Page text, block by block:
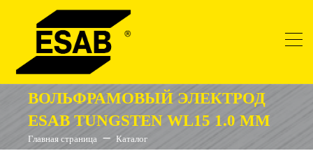
ВОЛЬФРАМОВЫЙ ЭЛЕКТРОД
ESAB TUNGSTEN WL15 1.0 ММ
Главная страница Каталог